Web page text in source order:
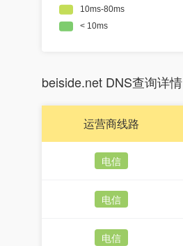
beiside.net DNS查询详情
运营商线路
电信
电信
电信